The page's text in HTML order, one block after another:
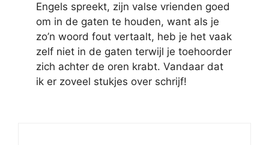
Engels spreekt, zijn valse vrienden goed
om in de gaten te houden, want als je
zo’n woord fout vertaalt, heb je het vaak
zelf niet in de gaten terwijl je toehoorder
zich achter de oren krabt. Vandaar dat
ik er zoveel stukjes over schrijf!